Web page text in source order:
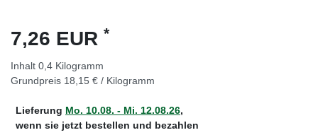
7,26 EUR *
Inhalt 0,4 Kilogramm
Grundpreis 18,15 € / Kilogramm
Lieferung Mo. 10.08. - Mi. 12.08.26,
wenn sie jetzt bestellen und bezahlen